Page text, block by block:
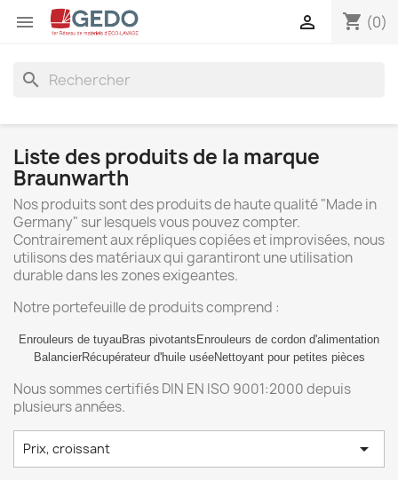
 shopping_cart (0)

search
Liste des produits de la marque
Braunwarth
Nos produits sont des produits de haute qualité "Made in
Germany" sur lesquels vous pouvez compter.
Contrairement aux répliques copiées et improvisées, nous
utilisons des matériaux qui garantiront une utilisation
durable dans les zones exigeantes.
Notre portefeuille de produits comprend :
Enrouleurs de tuyauBras pivotants Enrouleurs de cordon d'alimentation
BalancierRécupérateur d'huile uséeNettoyant pour petites pièces
Nous sommes certifiés DIN EN ISO 9001:2000 depuis
plusieurs années.
Prix, croissant 